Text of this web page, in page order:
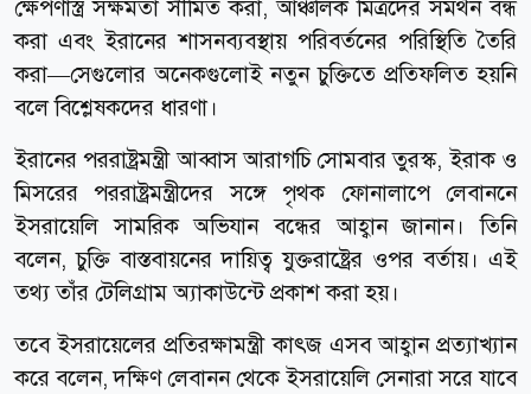
ক্ষেপণাস্ত্র সক্ষমতা সীমিত করা, আঞ্চলিক মিত্রদের সমর্থন বন্ধ
করা এবং ইরানের শাসনব্যবস্থায় পরিবর্তনের পরিস্থিতি তৈরি
করা—সেগুলোর অনেকগুলোই নতুন চুক্তিতে প্রতিফলিত হয়নি
বলে বিশ্লেষকদের ধারণা।
ইরানের পররাষ্ট্রমন্ত্রী আব্বাস আরাগচি সোমবার তুরস্ক, ইরাক ও
মিসরের পররাষ্ট্রমন্ত্রীদের সঙ্গে পৃথক ফোনালাপে লেবাননে
ইসরায়েলি সামরিক অভিযান বন্ধের আহ্বান জানান। তিনি
বলেন, চুক্তি বাস্তবায়নের দায়িত্ব যুক্তরাষ্ট্রের ওপর বর্তায়। এই
তথ্য তাঁর টেলিগ্রাম অ্যাকাউন্টে প্রকাশ করা হয়।
তবে ইসরায়েলের প্রতিরক্ষামন্ত্রী কাৎজ এসব আহ্বান প্রত্যাখ্যান
করে বলেন, দক্ষিণ লেবানন থেকে ইসরায়েলি সেনারা সরে যাবে